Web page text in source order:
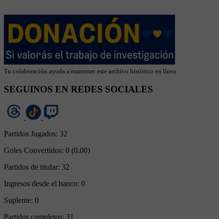
Tu colaboración ayuda a mantener este archivo histórico en línea
SEGUINOS EN REDES SOCIALES
Partidos Jugados: 32
Goles Convertidos: 0 (0.00)
Partidos de titular: 32
Ingresos desde el banco: 0
Suplente: 0
Partidos completos: 31